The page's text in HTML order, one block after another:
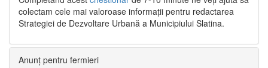
colectam cele mai valoroase informații pentru redactarea
Strategiei de Dezvoltare Urbană a Municipiului Slatina.
Anunț pentru fermieri